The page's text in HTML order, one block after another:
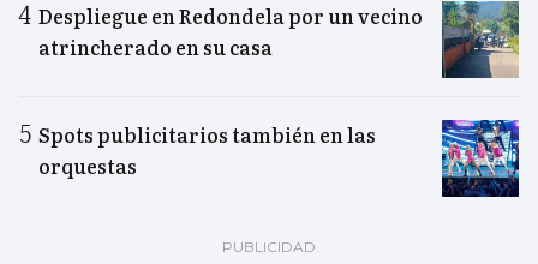
Despliegue en Redondela por un vecino
atrincherado en su casa
Spots publicitarios también en las
orquestas